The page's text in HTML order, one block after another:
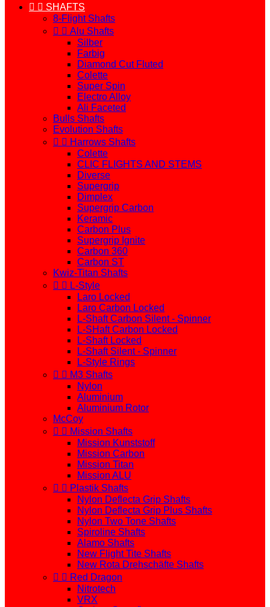
  SHAFTS
8-Flight Shafts
  Alu Shafts
Silber
Farbig
Diamond Cut Fluted
Colette
Super Spin
Electro Alloy
Ali Faceted
Bulls Shafts
Evolution Shafts
  Harrows Shafts
Colette
CLIC FLIGHTS AND STEMS
Diverse
Supergrip
Dimplex
Supergrip Carbon
Keramic
Carbon Plus
Supergrip Ignite
Carbon 360
Carbon ST
Kwiz-Titan Shafts
  L-Style
Laro Locked
Laro Carbon Locked
L-Shaft Carbon Silent - Spinner
L-SHaft Carbon Locked
L-Shaft Locked
L-Shaft Silent - Spinner
L-Style Rings
  M3 Shafts
Nylon
Aluminium
Aluminium Rotor
McCoy
  Mission Shafts
Mission Kunststoff
Mission Carbon
Mission Titan
Mission ALU
  Plastik Shafts
Nylon Deflecta Grip Shafts
Nylon Deflecta Grip Plus Shafts
Nylon Two Tone Shafts
Spiroline Shafts
Alamo Shafts
New Flight Tite Shafts
New Rota Drehschäfte Shafts
  Red Dragon
Nitrotech
VRX